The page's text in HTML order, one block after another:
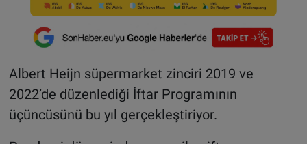
Albert Heijn süpermarket zinciri 2019 ve
2022’de düzenlediği İftar Programının
üçüncüsünü bu yıl gerçekleştiriyor.